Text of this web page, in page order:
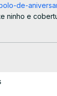
de-
e